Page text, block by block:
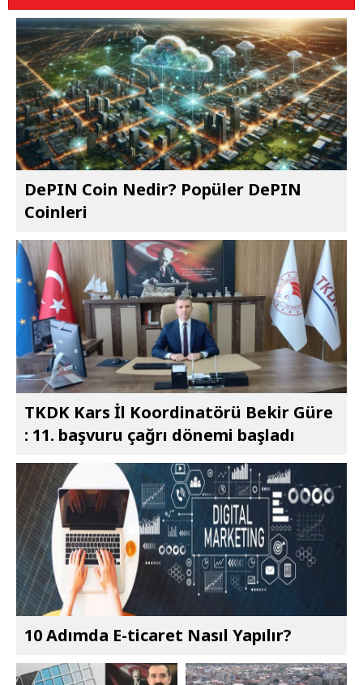
DePIN Coin Nedir? Popüler DePIN
Coinleri
TKDK Kars İl Koordinatörü Bekir Güre
: 11. başvuru çağrı dönemi başladı
10 Adımda E-ticaret Nasıl Yapılır?